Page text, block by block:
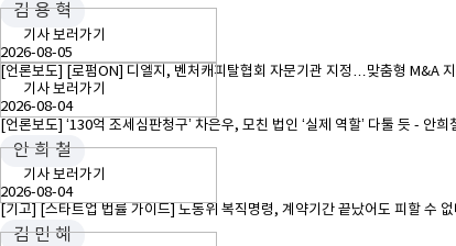
김 용 혁
기사 보러가기
2026-08-05
[언론보도] [로펌ON] 디엘지, 벤처캐피탈협회 자문기관 지정…맞춤형 M&A
기사 보러가기
2026-08-04
[언론보도] ‘130억 조세심판청구’ 차은우, 모친 법인 ‘실제 역할’ 다툴 듯 - 안
안 희 철
기사 보러가기
2026-08-04
[기고] [스타트업 법률 가이드] 노동위 복직명령, 계약기간 끝났어도 피할 수
김 민 혜